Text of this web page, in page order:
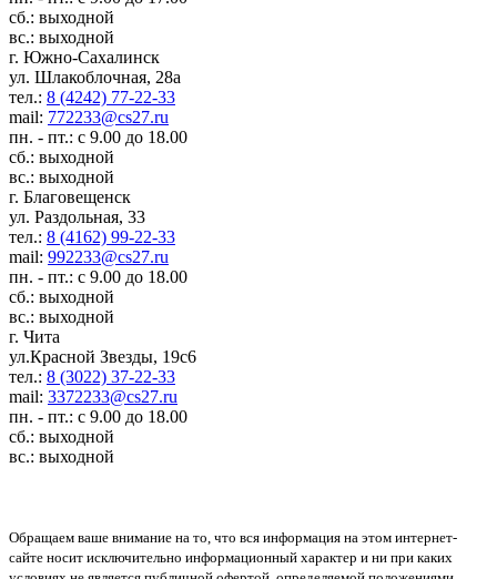
сб.: выходной
вс.: выходной
г. Южно-Сахалинск
ул. Шлакоблочная, 28а
тел.: 8 (4242) 77-22-33
mail: 772233@cs27.ru
пн. - пт.: с 9.00 до 18.00
сб.: выходной
вс.: выходной
г. Благовещенск
ул. Раздольная, 33
тел.: 8 (4162) 99-22-33
mail: 992233@cs27.ru
пн. - пт.: с 9.00 до 18.00
сб.: выходной
вс.: выходной
г. Чита
ул.Красной Звезды, 19с6
тел.: 8 (3022) 37-22-33
mail: 3372233@cs27.ru
пн. - пт.: с 9.00 до 18.00
сб.: выходной
вс.: выходной
Обращаем ваше внимание на то, что вся информация на этом интернет-
сайте носит исключительно информационный характер и ни при каких